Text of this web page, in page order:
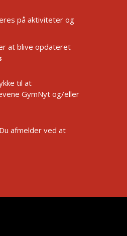
på aktiviteter og
at blive opdateret
til at
GymNyt og/eller
afmelder ved at